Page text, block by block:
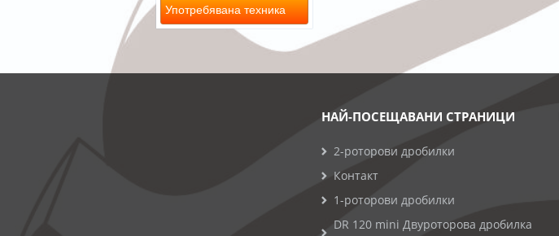
Употребявана техника
НАЙ-ПОСЕЩАВАНИ СТРАНИЦИ
2-роторови дробилки
Контакт
1-роторови дробилки
DR 120 mini Двуроторова дробилка